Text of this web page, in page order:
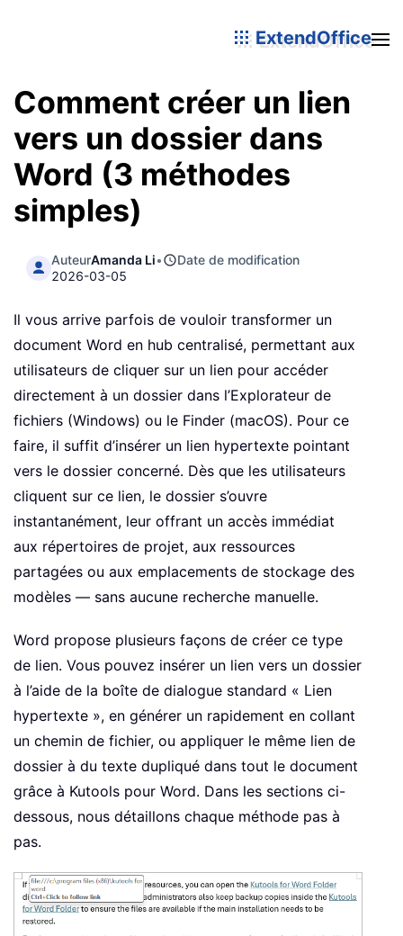
ExtendOffice
Comment créer un lien
vers un dossier dans
Word (3 méthodes
simples)
AuteurAmanda Li•
Date de modification
2026-03-05
Il vous arrive parfois de vouloir transformer un
document Word en hub centralisé, permettant aux
utilisateurs de cliquer sur un lien pour accéder
directement à un dossier dans l’Explorateur de
fichiers (Windows) ou le Finder (macOS). Pour ce
faire, il suffit d’insérer un lien hypertexte pointant
vers le dossier concerné. Dès que les utilisateurs
cliquent sur ce lien, le dossier s’ouvre
instantanément, leur offrant un accès immédiat
aux répertoires de projet, aux ressources
partagées ou aux emplacements de stockage des
modèles — sans aucune recherche manuelle.
Word propose plusieurs façons de créer ce type
de lien. Vous pouvez insérer un lien vers un dossier
à l’aide de la boîte de dialogue standard « Lien
hypertexte », en générer un rapidement en collant
un chemin de fichier, ou appliquer le même lien de
dossier à du texte dupliqué dans tout le document
grâce à Kutools pour Word. Dans les sections ci-
dessous, nous détaillons chaque méthode pas à
pas.